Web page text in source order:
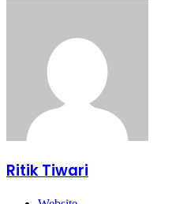
Ritik Tiwari